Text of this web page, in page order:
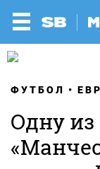
ФУТБОЛ
Одну из